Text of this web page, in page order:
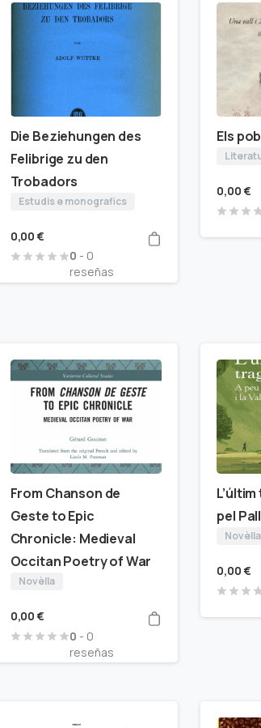
Die Beziehungen des
Felibrige zu den
Trobadors
Estudis e monografics
0,00€
0 - 0
reseñas
Els
0,00 €
From Chanson de
Geste to Epic
Chronicle: Medieval
Occitan Poetry of War
Novèlla
0,00€
0 - 0
reseñas
pel
Novèlla
0,00 €